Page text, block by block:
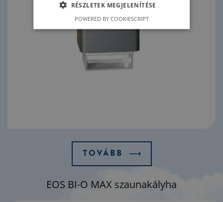
TOVÁBB
EOS BI-O MAX szaunakályha
RÉSZLETEK MEGJELENÍTÉSE
POWERED BY COOKIESCRIPT